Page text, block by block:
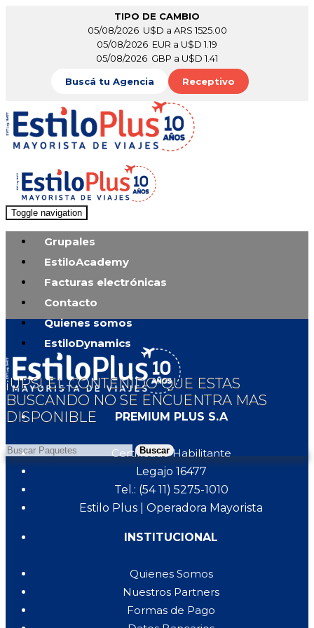
TIPO DE CAMBIO
05/08/2026 U$D a ARS 1525.00
05/08/2026 EUR a U$D 1.19
05/08/2026 GBP a U$D 1.41
Buscá tu Agencia Receptivo
Toggle navigation
Grupales
EstiloAcademy
Facturas electrónicas
Contacto
Quienes somos
EstiloDynamics
¡UPS! EL CONTENIDO QUE ESTAS
BUSCANDO NO SE ENCUENTRA MAS
DISPONIBLE
Buscar
PREMIUM PLUS S.A
Certificado Habilitante
Legajo 16477
Tel.: (54 11) 5275-1010
Estilo Plus | Operadora Mayorista
INSTITUCIONAL
Quienes Somos
Nuestros Partners
Formas de Pago